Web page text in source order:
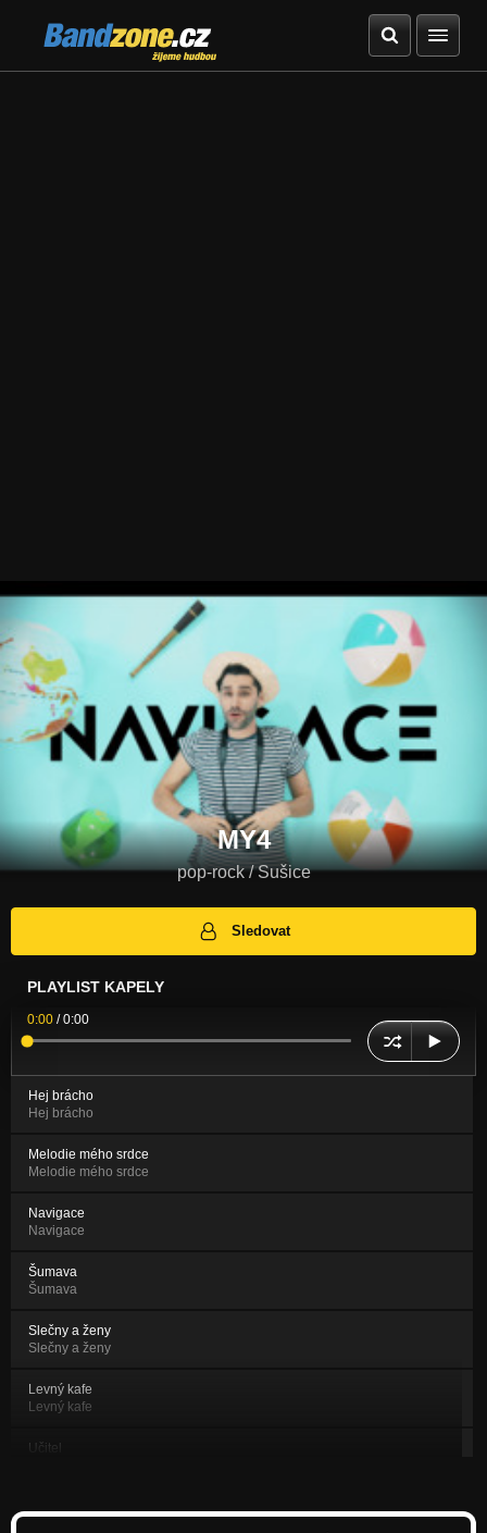
Bandzone.cz
žijeme hudbou
MY4
pop-rock / Sušice
Sledovat
PLAYLIST KAPELY
0:00 /0:00
Hej brácho
Hej brácho
Melodie mého srdce
Melodie mého srdce
Navigace
Navigace
Šumava
Šumava
Slečny a ženy
Slečny a ženy
Levný kafe
Levný kafe
Učitel